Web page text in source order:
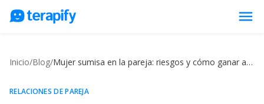
menu
Opiniones
Inicio/Blog/ Mujer sumisa en la pareja: riesgos y cómo ganar autonomía
RELACIONES DE PAREJA